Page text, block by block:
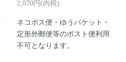
2,070円(内税)
ネコポス便・ゆうパケット・
定形外郵便等のポスト便利用
不可となります。